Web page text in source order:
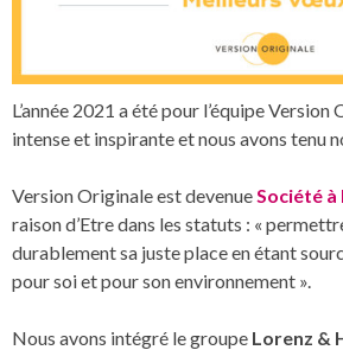
L’année 2021 a été pour l’équipe Version
intense et inspirante et nous avons tenu
Version Originale est devenueSociété à
raison d’Etre dans les statuts : «
durablement sa juste place en étant
pour soi et pour son environnement ».
Nous avons intégré le groupe Lorenz &